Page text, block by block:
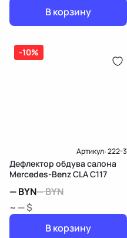
В корзину
-10%
Артикул:222-3
Дефлектор обдува салона
Mercedes-Benz CLA C117
—BYN—BYN
~ — $
В корзину